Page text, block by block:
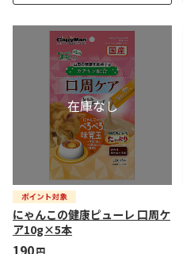
にゃんこの健康ピューレ 口周ケ
ア10g×5本
190円